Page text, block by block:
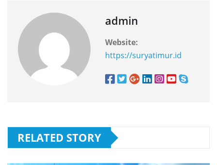
admin
Website:
https://suryatimur.id
RELATED STORY